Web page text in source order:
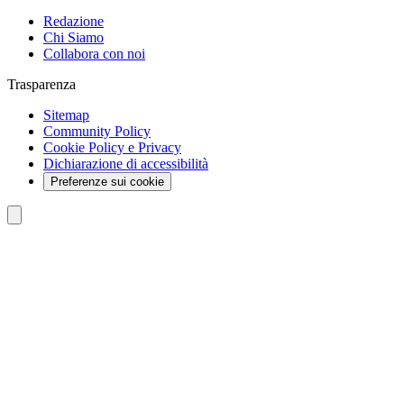
Redazione
Chi Siamo
Collabora con noi
Trasparenza
Sitemap
Community Policy
Cookie Policy e Privacy
Dichiarazione di accessibilità
Preferenze sui cookie